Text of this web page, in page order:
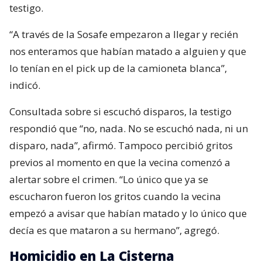
testigo.
“A través de la Sosafe empezaron a llegar y recién
nos enteramos que habían matado a alguien y que
lo tenían en el pick up de la camioneta blanca”,
indicó.
Consultada sobre si escuchó disparos, la testigo
respondió que “no, nada. No se escuchó nada, ni un
disparo, nada”, afirmó. Tampoco percibió gritos
previos al momento en que la vecina comenzó a
alertar sobre el crimen. “Lo único que ya se
escucharon fueron los gritos cuando la vecina
empezó a avisar que habían matado y lo único que
decía es que mataron a su hermano”, agregó.
Homicidio en La Cisterna